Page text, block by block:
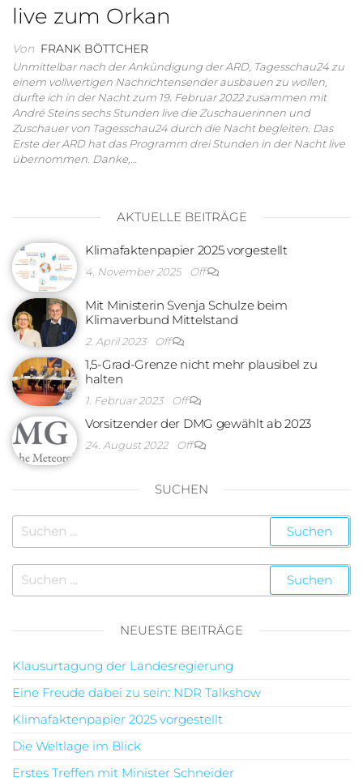
live zum Orkan
Von FRANK BÖTTCHER
Unmittelbar nach der Ankündigung der ARD, Tagesschau24 zu
einem vollwertigen Nachrichtensender ausbauen zu wollen,
durfte ich in der Nacht zum 19. Februar 2022 zusammen mit
André Steins sechs Stunden live die Zuschauerinnen und
Zuschauer von Tagesschau24 durch die Nacht begleiten. Das
Erste der ARD hat das Programm drei Stunden in der Nacht live
übernommen. Danke,…
AKTUELLE BEITRÄGE
Klimafaktenpapier 2025 vorgestellt
4. November 2025 Off
Mit Ministerin Svenja Schulze beim
Klimaverbund Mittelstand
2. April 2023 Off
1,5-Grad-Grenze nicht mehr plausibel zu
halten
1. Februar 2023 Off
Vorsitzender der DMG gewählt ab 2023
24. August 2022 Off
SUCHEN
NEUESTE BEITRÄGE
Klausurtagung der Landesregierung
Eine Freude dabei zu sein: NDR Talkshow
Klimafaktenpapier 2025 vorgestellt
Die Weltlage im Blick
Erstes Treffen mit Minister Schneider